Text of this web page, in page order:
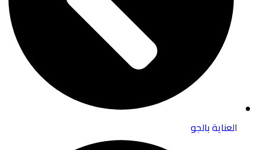
العناية بالجو